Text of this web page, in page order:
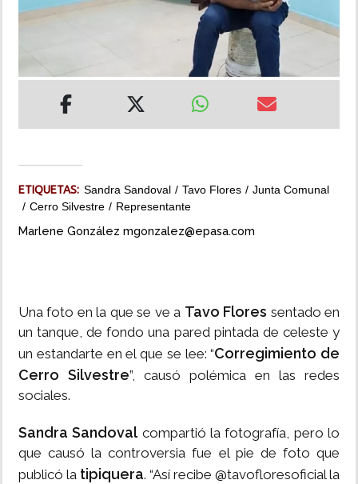
INSÓLITAS
IMPRESO
ETIQUETAS: Sandra Sandoval Tavo Flores
Junta Comunal
Cerro Silvestre
Representante
Marlene González mgonzalez@epasa.com
Una foto en la que se ve a Tavo Flores sentado en
un tanque, de fondo una pared pintada de celeste y
un estandarte en el que se lee: “Corregimiento de
Cerro Silvestre”, causó polémica en las redes
sociales.
Sandra Sandovalcompartió la fotografía, pero lo
que causó la controversia fue el pie de foto que
publicó la tipiquera. “Así recibe @tavofloresoficial la